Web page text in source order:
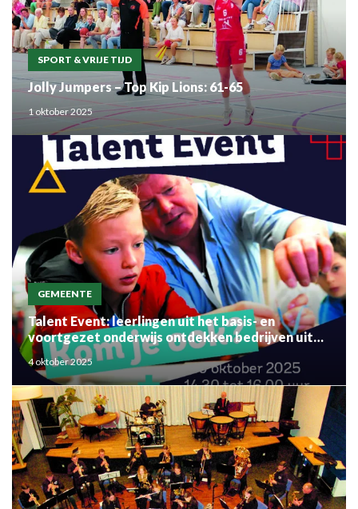
SPORT & VRIJE TIJD
Jolly Jumpers – Top Kip Lions: 61-65
1 oktober 2025
GEMEENTE
Talent Event: leerlingen uit het basis- en
voortgezet onderwijs ontdekken bedrijven uit
de regio
4 oktober 2025